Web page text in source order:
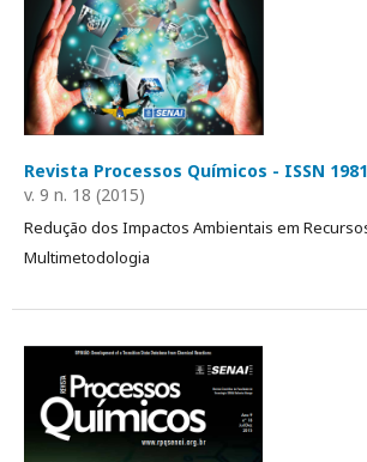
Revista Processos Químicos - ISSN
v. 9 n. 18 (2015)
Redução dos Impactos Ambientais em
Multimetodologia